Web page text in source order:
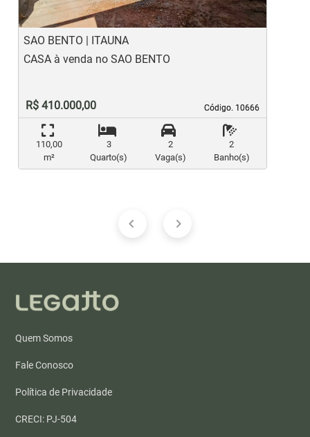
SAO BENTO | ITAUNA
Código. 10666
Código. 10666
CASA à venda no SAO BENTO
R$ 410.000,00
110,00
m²
3
Quarto(s)
2
Vaga(s)
2
Banho(s)
Quem Somos
Fale Conosco
Política de Privacidade
CRECI: PJ-504